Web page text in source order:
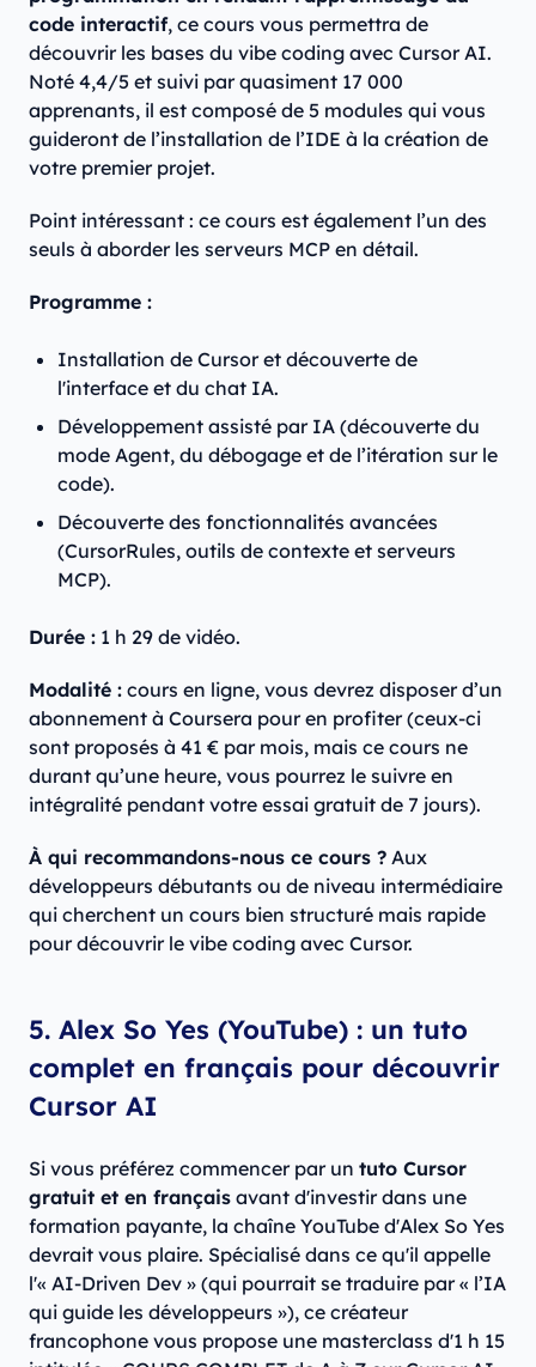
code interactif, ce cours vous permettra de
découvrir les bases du vibe coding avec Cursor AI.
Noté 4,4/5 et suivi par quasiment 17 000
apprenants, il est composé de 5 modules qui vous
guideront de l’installation de l’IDE à la création de
votre premier projet.
Point intéressant : ce cours est également l’un des
seuls à aborder les serveurs MCP en détail.
Programme :
Installation de Cursor et découverte de
l'interface et du chat IA.
Développement assisté par IA (découverte du
mode Agent, du débogage et de l’itération sur le
code).
Découverte des fonctionnalités avancées
(CursorRules, outils de contexte et serveurs
MCP).
Durée : 1 h 29 de vidéo.
Modalité : cours en ligne, vous devrez disposer d’un
abonnement à Coursera pour en profiter (ceux-ci
sont proposés à 41 € par mois, mais ce cours ne
durant qu’une heure, vous pourrez le suivre en
intégralité pendant votre essai gratuit de 7 jours).
À qui recommandons-nous ce cours ? Aux
développeurs débutants ou de niveau intermédiaire
qui cherchent un cours bien structuré mais rapide
pour découvrir le vibe coding avec Cursor.
5. Alex So Yes (YouTube) : un tuto
complet en français pour découvrir
Cursor AI
Si vous préférez commencer par un tuto Cursor
gratuit et en français avant d'investir dans une
formation payante, la chaîne YouTube d'Alex So Yes
devrait vous plaire. Spécialisé dans ce qu'il appelle
l'« AI-Driven Dev » (qui pourrait se traduire par « l’IA
qui guide les développeurs »), ce créateur
francophone vous propose une masterclass d'1 h 15